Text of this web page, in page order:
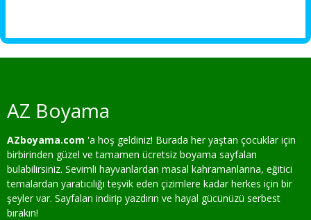
AZ Boyama
AZboyama.com 'a hoş geldiniz! Burada her yaştan çocuklar için
birbirinden güzel ve tamamen ücretsiz boyama sayfaları
bulabilirsiniz. Sevimli hayvanlardan masal kahramanlarına, eğitici
temalardan yaratıcılığı teşvik eden çizimlere kadar herkes için bir
şeyler var. Sayfaları indirip yazdırın ve hayal gücünüzü serbest
bırakın!